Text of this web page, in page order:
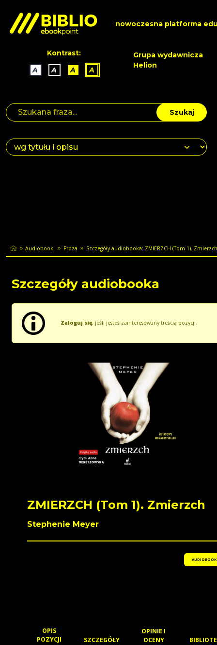
nowoczesna platforma
Kontrast:
A
A A A
Grupa wydawnicza
Helion
Szukaj
Audiobooki Proza Szczegóły audiobooka: ZMIERZCH (Tom 1). Zmierzch
Szczegóły audiobooka
Zaloguj się, jeśli jesteś zainteresowany treścią pozycji.
ZMIERZCH (Tom 1). Zmierzch
Stephenie Meyer
AUDIOBOOK
OPIS
POZYCJI
SZCZEGÓŁY
OPINIE I
OCENY